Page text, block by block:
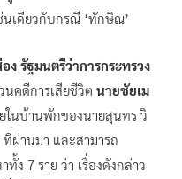
นเดียวกับกรณี ‘ทักษิณ’
ง รัฐมนตรีว่าการกระทรวง
คดีการเสียชีวิต นายชัยเม
ในบ้านพักของนายสุนทร วิ
ผ่านมา และสามารถ
ง 7 ราย ว่า เรื่องดังกล่าว